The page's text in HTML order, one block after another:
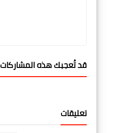
قد تُعجبك هذه المشاركات
تعليقات